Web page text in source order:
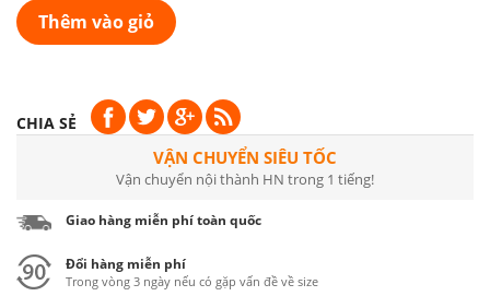
Thêm vào giỏ
CHIA SẺ
VẬN CHUYỂN SIÊU TỐC
Vận chuyển nội thành HN trong 1 tiếng!
Giao hàng miễn phí toàn quốc
Đổi hàng miễn phí
Trong vòng 3 ngày nếu có gặp vấn đề về size